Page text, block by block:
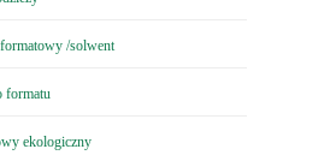
/solwent
formatu
ekologiczny